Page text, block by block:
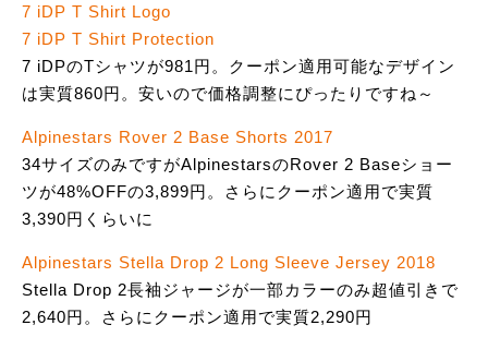
7 iDP T Shirt Logo
7 iDP T Shirt Protection
7 iDPのTシャツが981円。クーポン適用可能なデザイン
は実質860円。安いので価格調整にぴったりですね～
Alpinestars Rover 2 Base Shorts 2017
34サイズのみですがAlpinestarsのRover 2 Baseショー
ツが48%OFFの3,899円。さらにクーポン適用で実質
3,390円くらいに
Alpinestars Stella Drop 2 Long Sleeve Jersey 2018
Stella Drop 2長袖ジャージが一部カラーのみ超値引きで
2,640円。さらにクーポン適用で実質2,290円